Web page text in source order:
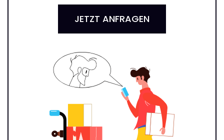
JETZT ANFRAGEN